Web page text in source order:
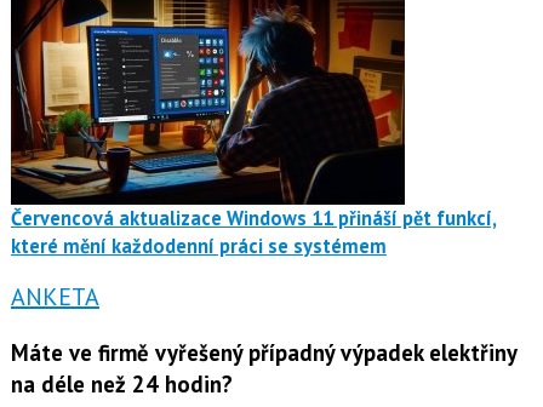
Červencová aktualizace Windows 11 přináší pět funkcí,
které mění každodenní práci se systémem
ANKETA
Máte ve firmě vyřešený případný výpadek elektřiny
na déle než 24 hodin?